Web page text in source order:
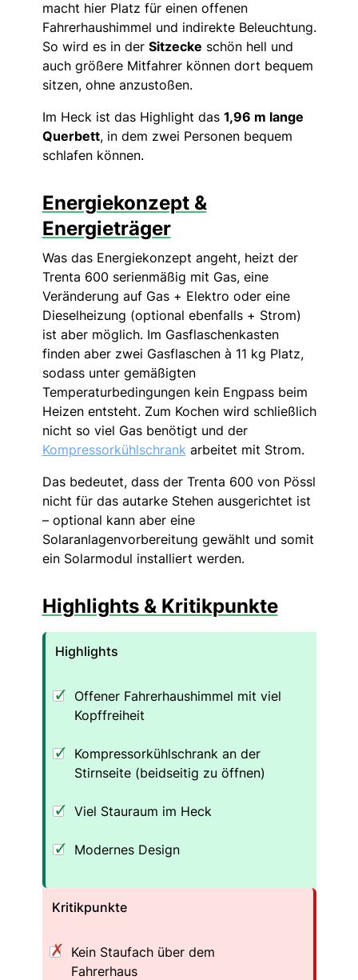
macht hier Platz für einen offenen
Fahrerhaushimmel und indirekte Beleuchtung.
So wird es in der Sitzecke schön hell und
auch größere Mitfahrer können dort bequem
sitzen, ohne anzustoßen.
Im Heck ist das Highlight das 1,96 m lange
Querbett, in dem zwei Personen bequem
schlafen können.
Energiekonzept &
Energieträger
Was das Energiekonzept angeht, heizt der
Trenta 600 serienmäßig mit Gas, eine
Veränderung auf Gas + Elektro oder eine
Dieselheizung (optional ebenfalls + Strom)
ist aber möglich. Im Gasflaschenkasten
finden aber zwei Gasflaschen à 11 kg Platz,
sodass unter gemäßigten
Temperaturbedingungen kein Engpass beim
Heizen entsteht. Zum Kochen wird schließlich
nicht so viel Gas benötigt und der
Kompressorkühlschrank arbeitet mit Strom.
Das bedeutet, dass der Trenta 600 von Pössl
nicht für das autarke Stehen ausgerichtet ist
– optional kann aber eine
Solaranlagenvorbereitung gewählt und somit
ein Solarmodul installiert werden.
Highlights & Kritikpunkte
Highlights
Offener Fahrerhaushimmel mit viel
Kopffreiheit
Kompressorkühlschrank an der
Stirnseite (beidseitig zu öffnen)
Viel Stauraum im Heck
Modernes Design
Kritikpunkte
Kein Staufach über dem
Fahrerhaus